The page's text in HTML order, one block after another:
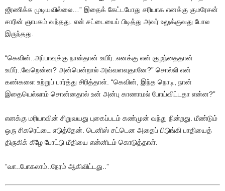
ஜீரணிக்க முடியவில்லை…” இதைக் கேட்டபோது சரியாக எனக்கு குமரேசன்
சாரின் ஞாபகம் வந்தது. என் சட்டையைப் பிடித்து அவர் உலுக்குவது போல
இருந்தது.
“கெவின்..அப்பாவுக்கு நான்தான் உயிர்..எனக்கு என் குழந்தைதான்
உயிர்..வேறென்ன? அன்பென்றால் அவ்வளவுதானே?” சொல்லி என்
கண்களை உற்றுப் பார்த்து சிரித்தாள். “கெவின், இந்த நொடி, நான்
இதையெல்லாம் சொன்னதால் உன் அன்பு காணாமல் போய்விட்டதா என்ன?”
எனக்கு மரியாவின் சிறுவயது புகைப்படம் கண்முன் வந்து நின்றது. மீண்டும்
ஒரு சிகரெட்டை எடுத்தேன். டெனிஸ் சட்டென அதைப் பிடுங்கி பாதியைத்
திருகிக் கீழே போட்டு மீதியை என்னிடம் கொடுத்தாள்.
“வா..போகலாம்..நேரம் ஆகிவிட்டது..”